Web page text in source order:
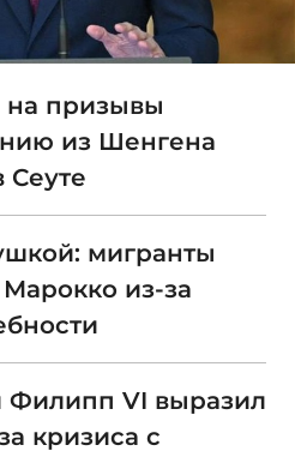
на призывы
из Шенгена
Сеуте
мигранты
из-за
Филипп VI выразил
кризиса с